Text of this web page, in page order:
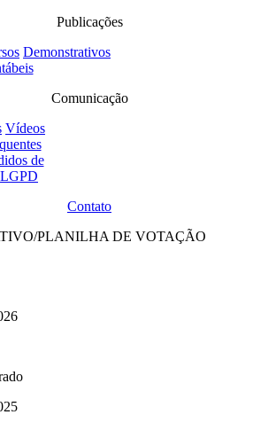
Publicações
Demonstrativos
Comunicação
Vídeos
de
LGPD
Contato
PLANILHA DE VOTAÇÃO